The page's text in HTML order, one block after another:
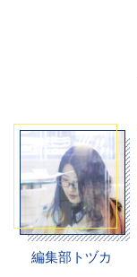
編集部トヅカ